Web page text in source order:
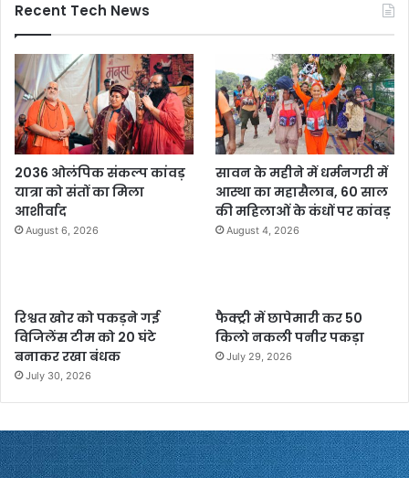
Recent Tech News
2036 ओलंपिक संकल्प कांवड़
यात्रा को संतों का मिला
आशीर्वाद
August 6, 2026
सावन के महीने में धर्मनगरी में
आस्था का महासैलाब, 60 साल
की महिलाओं के कंधों पर कांवड़
August 4, 2026
रिश्वत खोर को पकड़ने गई
विजिलेंस टीम को 20 घंटे
बनाकर रखा बंधक
July 30, 2026
फैक्ट्री में छापेमारी कर 50
किलो नकली पनीर पकड़ा
July 29, 2026